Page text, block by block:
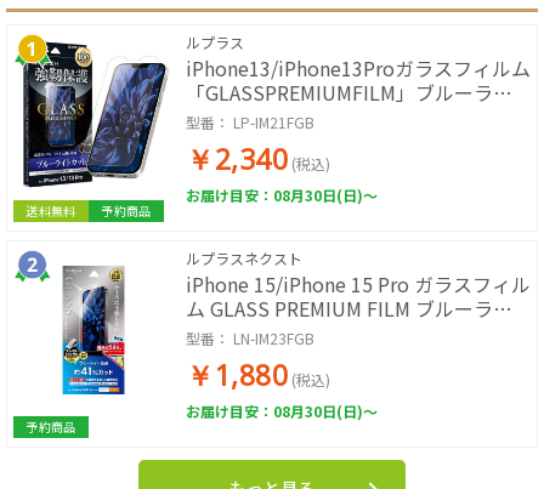
送料無料 予約商品
ルプラス
iPhone13/iPhone13Proガラスフィルム
「GLASSPREMIUMFILM」ブルーライ
トカット
型番： LP-IM21FGB
￥2,340 (税込)
お届け目安：08月30日(日)～
予約商品
ルプラスネクスト
iPhone 15/iPhone 15 Pro ガラスフィル
ム GLASS PREMIUM FILM ブルーライ
トカット
型番： LN-IM23FGB
￥1,880 (税込)
お届け目安：08月30日(日)～